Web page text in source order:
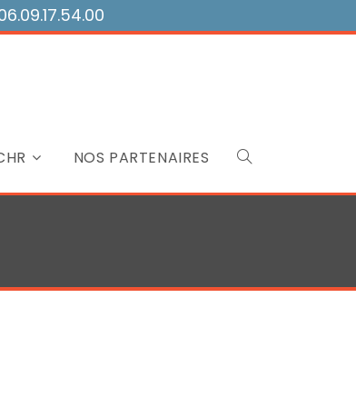
NOS PARTENAIRES Toggle
search